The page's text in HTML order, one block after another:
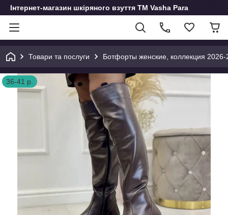
Інтернет-магазин шкіряного взуття ТМ Vasha Para
Товари та послуги Ботфорты женские, коллекция 2026-
36-41 р.